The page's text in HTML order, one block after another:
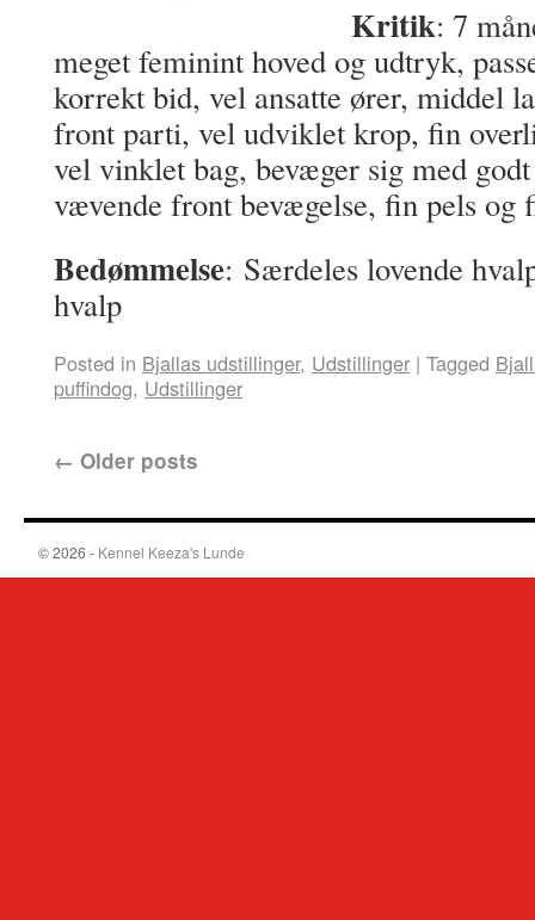
Kritik: 7
meget feminint hoved og udtryk,
korrekt bid, vel ansatte ører, middel
front parti, vel udviklet krop, fin
vel vinklet bag, bevæger sig med
vævende front bevægelse, fin pels og
Bedømmelse: Særdeles lovende
hvalp
Posted in Bjallas udstillinger, Udstillinger | Tagged
puffindog, Udstillinger
← Older posts
© 2026 - Kennel Keeza's Lunde